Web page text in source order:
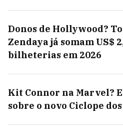
Donos de Hollywood?
Zendaya já somam US$
bilheterias em 2026
Kit Connor na Marvel?
sobre o novo Ciclope